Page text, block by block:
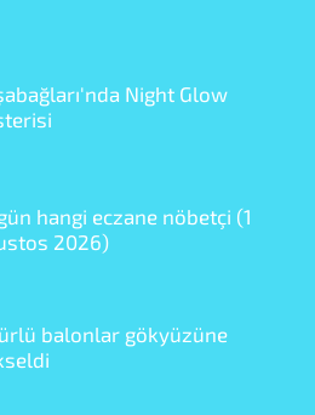
Night Glow
hangi eczane nöbetçi (1
2026)
balonlar gökyüzüne